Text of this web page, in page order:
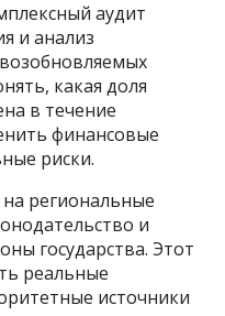
аудит
и анализ
какая доля
в течение
финансовые
риски.
региональные
и
государства. Этот
реальные
источники